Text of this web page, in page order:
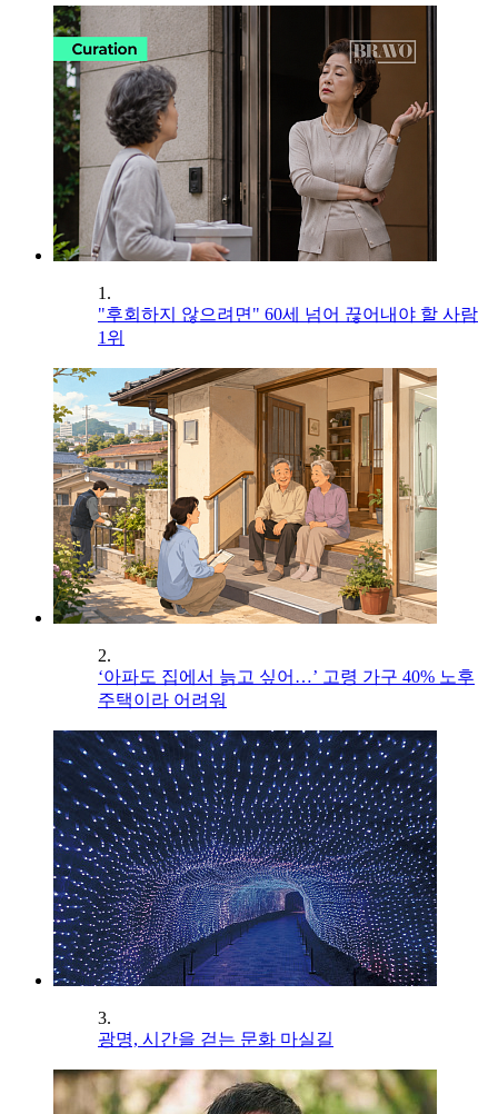
1.
"후회하지 않으려면" 60세 넘어 끊어내야 할 사람
1위
2.
‘아파도 집에서 늙고 싶어…’ 고령 가구 40% 노후
주택이라 어려워
3.
광명, 시간을 걷는 문화 마실길